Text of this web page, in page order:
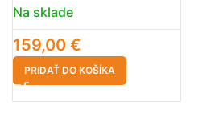
Na sklade
159,00 €
PRIDAŤ DO KOŠÍKA